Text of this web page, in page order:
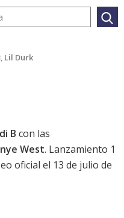
, Lil Durk
B con las
West. Lanzamiento 1
oficial el 13 de julio de